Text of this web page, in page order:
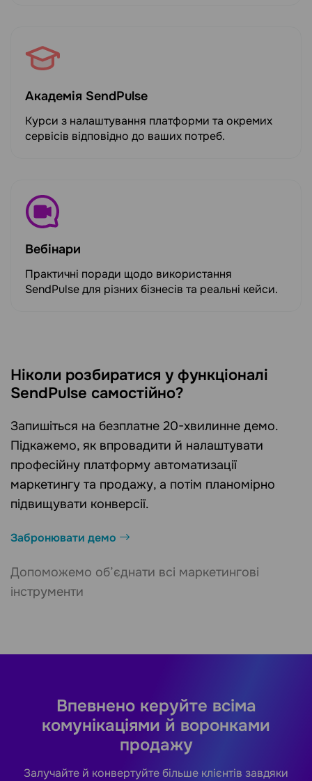
Академія SendPulse
Курси з налаштування платформи та окремих
сервісів відповідно до ваших потреб.
Вебінари
Практичні поради щодо використання
SendPulse для різних бізнесів та реальні кейси.
Ніколи розбиратися у функціоналі
SendPulse самостійно?
Запишіться на безплатне 20-хвилинне демо.
Підкажемо, як впровадити й налаштувати
професійну платформу автоматизації
маркетингу та продажу, а потім планомірно
підвищувати конверсії.
Забронювати демо
Допоможемо об’єднати всі маркетингові
інструменти
Впевнено керуйте всіма
комунікаціями й воронками
продажу
Залучайте й конвертуйте більше клієнтів завдяки